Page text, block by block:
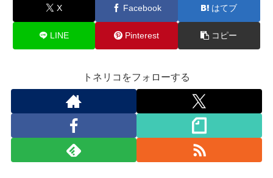
X Facebook はてブ
LINE Pinterest コピー
トネリコをフォローする